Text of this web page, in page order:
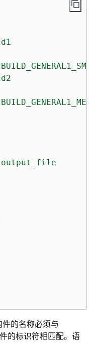
output_file
的名称必须与
的标识符相匹配。语